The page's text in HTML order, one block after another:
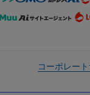
コーポレー